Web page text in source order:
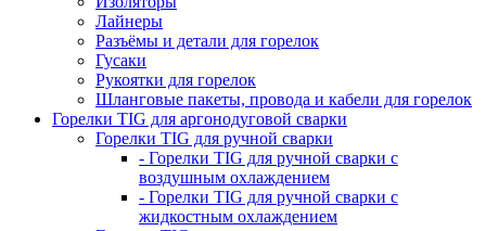
Лайнеры
Разъёмы и детали для горелок
Гусаки
Рукоятки для горелок
Шланговые пакеты, провода и кабели для горелок
Горелки TIG для аргонодуговой сварки
Горелки TIG для ручной сварки
- Горелки TIG для ручной сварки с
воздушным охлаждением
- Горелки TIG для ручной сварки с
жидкостным охлаждением